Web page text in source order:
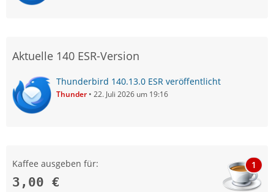
Aktuelle 140 ESR-Version
Thunderbird 140.13.0 ESR veröffentlicht
Thunder 22. Juli 2026 um 19:16
Kaffee ausgeben für:
3,00 €
1